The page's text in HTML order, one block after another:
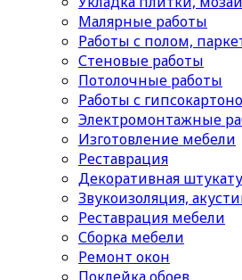
Малярные работы
Работы с полом,
Стеновые работы
Потолочные работы
Работы с
Электромонтажные
Изготовление мебели
Реставрация
Декоративная
Звукоизоляция,
Реставрация мебели
Сборка мебели
Ремонт окон